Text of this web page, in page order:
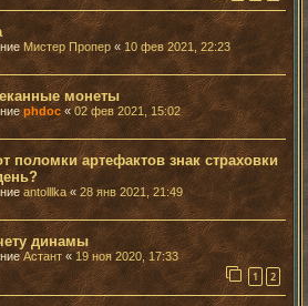
Мистер Пропер « 10 фев 2021, 22:23
монеты
phdoc «02 фев 2021, 15:02
поломки артефактов знак страховки
antolllka« 28 янв 2021, 21:49
динамы
Астант «19 ноя 2020, 17:33
1 2